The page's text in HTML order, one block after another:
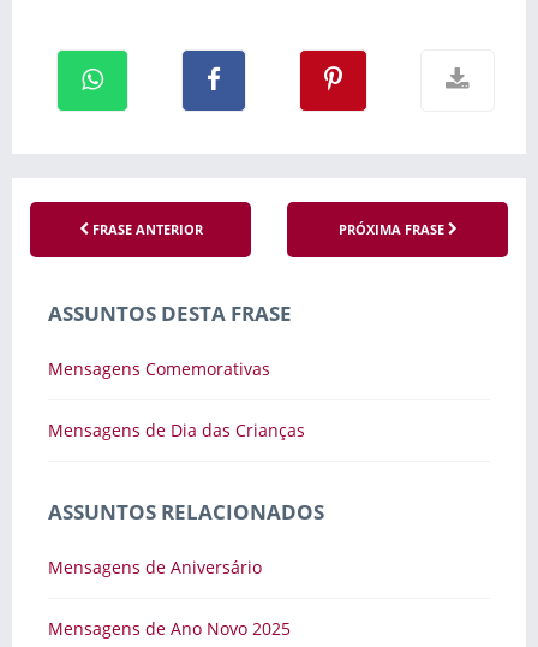
FRASE ANTERIOR PRÓXIMA FRASE
ASSUNTOS DESTA FRASE
Mensagens Comemorativas
Mensagens de Dia das Crianças
ASSUNTOS RELACIONADOS
Mensagens de Aniversário
Mensagens de Ano Novo 2025